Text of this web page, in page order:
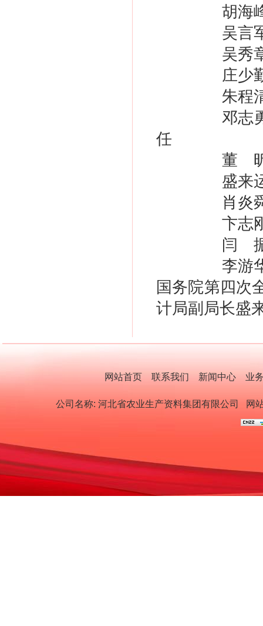
胡
吴
吴秀
庄
朱
邓志
任
董
盛来
肖
卞志
闫
李游
国务院第四次
计局副局长盛
网站首页 联系我们 新闻中心 业
公司名称: 河北省农业生产资料集团有限公司 网